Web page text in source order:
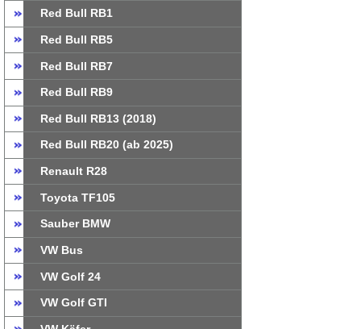
Red Bull RB1
Red Bull RB5
Red Bull RB7
Red Bull RB9
Red Bull RB13 (2018)
Red Bull RB20 (ab 2025)
Renault R28
Toyota TF105
Sauber BMW
VW Bus
VW Golf 24
VW Golf GTI